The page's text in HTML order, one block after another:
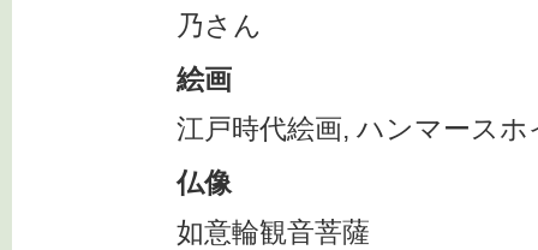
乃さん
絵画
江戸時代絵画, ハンマースホ
仏像
如意輪観音菩薩